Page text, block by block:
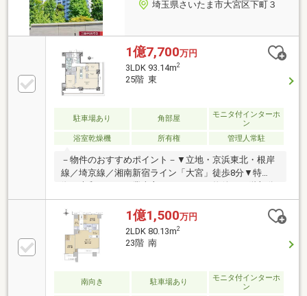
埼玉県さいたま市大宮区下町３
1億7,700万円
3LDK 93.14m2
25階 東
駐車場あり 角部屋
モニタ付インターホ
ン
浴室乾燥機
所有権 管理人常駐
－物件のおすすめポイント－▼立地・京浜東北・根岸
線／埼京線／湘南新宿ライン「大宮」徒歩8分▼特
につき眺望良好（氷川神社・参道向き）・ゲストルー
ムなど多彩な共用施設有▼設備・床暖房(LD)・ディス
ポーザー・WIC、SIC・パントリー・浴室乾燥機▼2026
年8月室内リフォーム完成予定【交換】キッチン、
UB、トイレ、フローリング、クロス 等【その他】間
取り変更▼周辺環境・セブンイレブンさいたま下町3
丁目店 徒歩1分(約60m)
1億1,500万円
2LDK 80.13m2
23階 南
南向き 駐車場あり
モニタ付インターホ
ン